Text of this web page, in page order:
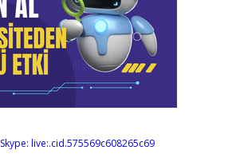
Skype: live:.cid.575569c608265c69